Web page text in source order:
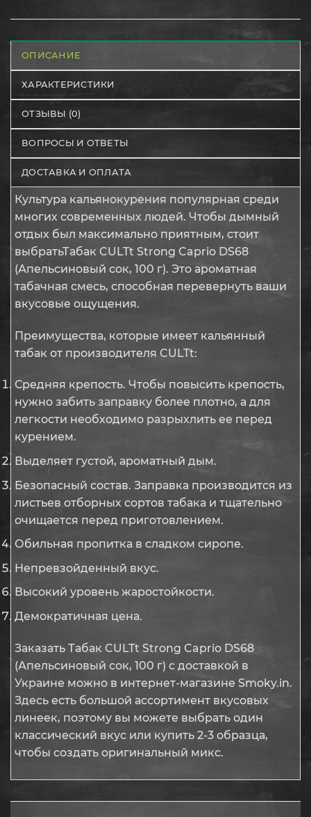
ОПИСАНИЕ
ХАРАКТЕРИСТИКИ
ОТЗЫВЫ (0)
ВОПРОСЫ И ОТВЕТЫ
ДОСТАВКА И ОПЛАТА
Культура кальянокурения популярная среди
многих современных людей. Чтобы дымный
отдых был максимально приятным, стоит
выбратьТабак CULTt Strong Caprio DS68
(Апельсиновый сок, 100 г). Это ароматная
табачная смесь, способная перевернуть ваши
вкусовые ощущения.
Преимущества, которые имеет кальянный
табак от производителя CULTt:
Средняя крепость. Чтобы повысить крепость,
нужно забить заправку более плотно, а для
легкости необходимо разрыхлить ее перед
курением.
Выделяет густой, ароматный дым.
Безопасный состав. Заправка производится из
листьев отборных сортов табака и тщательно
очищается перед приготовлением.
Обильная пропитка в сладком сиропе.
Непревзойденный вкус.
Высокий уровень жаростойкости.
Демократичная цена.
Заказать Табак CULTt Strong Caprio DS68
(Апельсиновый сок, 100 г) с доставкой в
Украине можно в интернет-магазине Smoky.in.
Здесь есть большой ассортимент вкусовых
линеек, поэтому вы можете выбрать один
классический вкус или купить 2-3 образца,
чтобы создать оригинальный микс.